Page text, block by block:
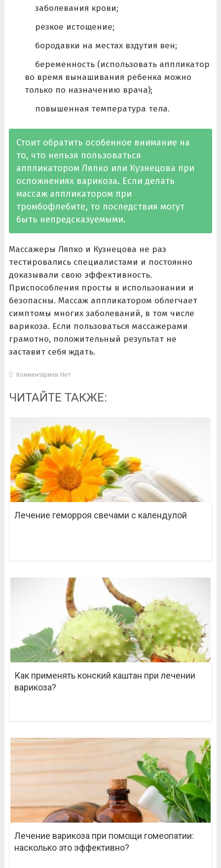
заболевания крови;
резкое истощение;
бородавки на местах вздутия вен;
беременность (использовать аппликатор
во время вынашивания ребенка можно
только по назначению врача);
повышенная температура тела.
Стоит обратить особенное внимание на
то, что нельзя пользоваться
аппликатором Ляпко или Кузнецова при
осложнениях варикоза. Если делать
массаж аппликатором при
тромбофлебите, то последствия могут
быть непредсказуемыми.
Массажеры Ляпко и Кузнецова не раз
тестировались специалистами и постоянно
доказывали свою эффективность.
Приспособления просты в использовании и
безопасны. Массаж аппликатором облегчает
симптомы многих заболеваний, в том числе
варикоза. Если пользоваться массажерами
грамотно, положительный результат не
заставит себя ждать.
Комментариев Нет
ЧИТАЙТЕ ТАКЖЕ:
Лечение геморроя свечами с календулой
Как применять конский каштан при лечении
варикоза?
Лечение варикоза при помощи гомеопатии:
насколько это эффективно?